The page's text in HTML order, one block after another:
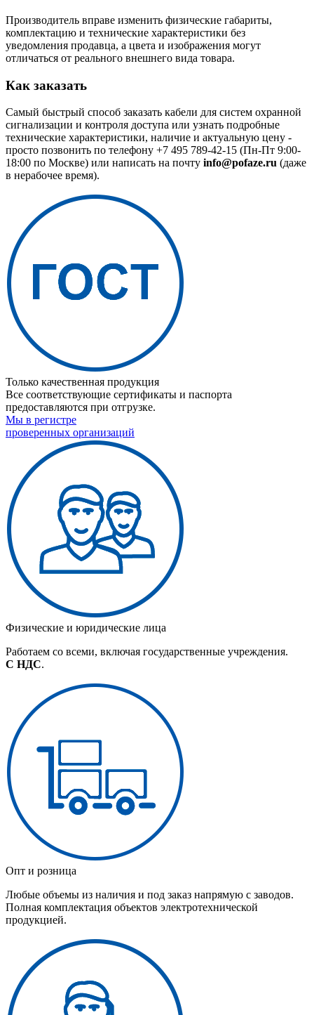
Производитель вправе изменить физические габариты,
комплектацию и технические характеристики без
уведомления продавца, а цвета и изображения могут
отличаться от реального внешнего вида товара.
Как заказать
Самый быстрый способ заказать кабели для систем охранной
сигнализации и контроля доступа или узнать подробные
технические характеристики, наличие и актуальную цену -
просто позвонить по телефону +7 495 789-42-15 (Пн-Пт 9:00-
18:00 по Москве) или написать на почту info@pofaze.ru (даже
в нерабочее время).
Только качественная продукция
Все соответствующие сертификаты и паспорта
предоставляются при отгрузке.
Мы в регистре
проверенных организаций
Физические и юридические лица
Работаем со всеми, включая государственные учреждения.
С НДС.
Опт и розница
Любые объемы из наличия и под заказ напрямую с заводов.
Полная комплектация объектов электротехнической
продукцией.